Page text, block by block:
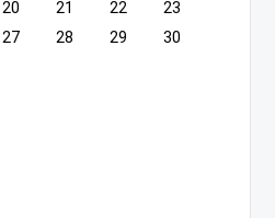
20 21 22
23
27 28 29
30